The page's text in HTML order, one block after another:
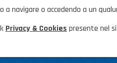
HOME NOVITÀ ED EVENTI FAQ
navigare o accedendo a un
Privacy & Cookies presente nel